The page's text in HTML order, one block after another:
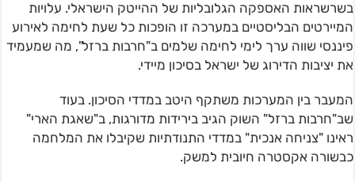
בשרשראות האספקה הגלובליות של ההייטק הישראלי. עלויות
המיירטים הבליסטיים במערכה זו הופכות כל שעת לחימה לאירוע
פיננסי שווה ערך לימי לחימה שלמים ב"חרבות ברזל", מה שמעמיד
את יציבות הדירוג של ישראל בסיכון מיידי.
המעבר בין המערכות משתקף היטב במדדי הסיכון. בעוד
שב"חרבות ברזל" השוק הגיב בירידות מדורגות, ב"שאגת הארי"
ראינו "צניחה אנכית" במדדי התנודתיות שקיבלו את המלחמה
כבשורה אקסטרה חיובית למשק.